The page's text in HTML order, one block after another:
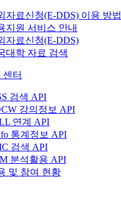
자료신청(E-DDS) 이용 방법
지원 서비스 안내
자료신청(E-DDS)
대학 자료 검색
센터
검색 API
강의정보 API
연계 API
통계정보 API
검색 API
분석활용 API
및 참여 현황